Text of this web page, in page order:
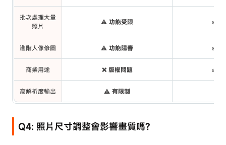
批次處理大量
照片
⚠️ 功能受限 ✅
進階人像修圖 ⚠️ 功能陽春 ✅
商業用途 ❌ 版權問題 ✅
高解析度輸出 ⚠️ 有限制
Q4: 照片尺寸調整會影響畫質嗎?